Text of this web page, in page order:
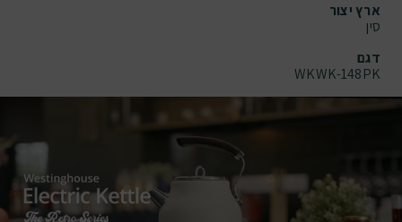
ארץ יצור
סין
דגם
WKWK-148PK